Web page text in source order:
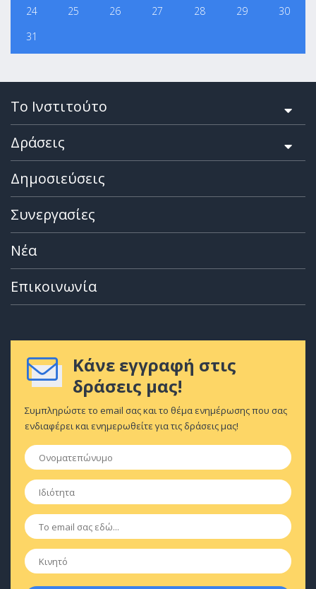
24
25 26 27 28 29
30
31
Το Ινστιτούτο
Δράσεις
Δημοσιεύσεις
Συνεργασίες
Νέα
Επικοινωνία
Κάνε εγγραφή στις
δράσεις μας!
Συμπληρώστε το email σας και το θέμα ενημέρωσης που σας
ενδιαφέρει και ενημερωθείτε για τις δράσεις μας!
Ονοματεπώνυμο
Ιδιότητα
Email
Κινητό